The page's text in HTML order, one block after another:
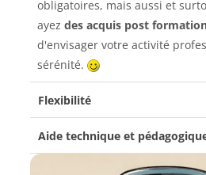
obligatoires, mais aussi et
ayez des acquis post
d'envisager votre activité
sérénité.
Flexibilité
Aide technique et